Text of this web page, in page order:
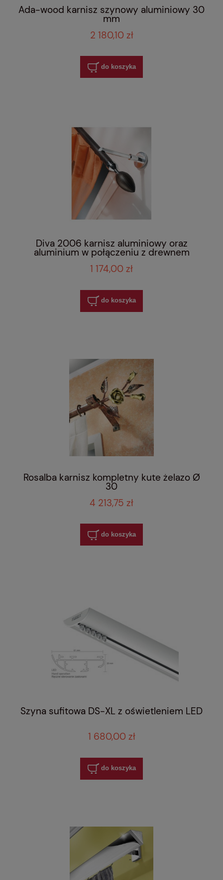
Ada-wood karnisz szynowy aluminiowy 30
mm
2 180,10 zł
do koszyka
Diva 2006 karnisz aluminiowy oraz
aluminium w połączeniu z drewnem
1 174,00 zł
do koszyka
Rosalba karnisz kompletny kute żelazo Ø
30
4 213,75 zł
do koszyka
Szyna sufitowa DS-XL z oświetleniem LED
1 680,00 zł
do koszyka